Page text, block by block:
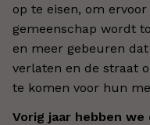
op te eisen, om
gemeenschap wordt
en meer gebeuren
verlaten en de straat
te komen voor hun
Vorig jaar hebben